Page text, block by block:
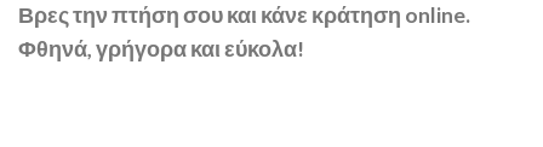
Βρες την πτήση σου και κάνε κράτηση online.
Φθηνά, γρήγορα και εύκολα!